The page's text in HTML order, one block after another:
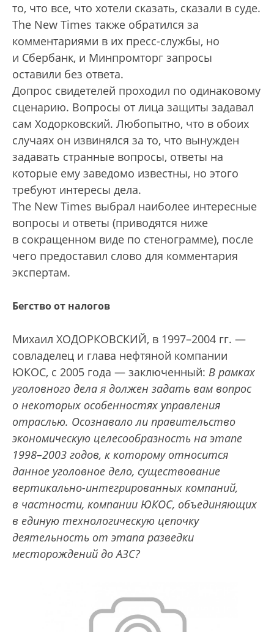
то, что все, что хотели сказать, сказали в суде.
The New Times также обратился за
комментариями в их пресс-службы, но
и Сбербанк, и Минпромторг запросы
оставили без ответа.
Допрос свидетелей проходил по одинаковому
сценарию. Вопросы от лица защиты задавал
сам Ходорковский. Любопытно, что в обоих
случаях он извинялся за то, что вынужден
задавать странные вопросы, ответы на
которые ему заведомо известны, но этого
требуют интересы дела.
The New Times выбрал наиболее интересные
вопросы и ответы (приводятся ниже
в сокращенном виде по стенограмме), после
чего предоставил слово для комментария
экспертам.
Бегство от налогов
Михаил ХОДОРКОВСКИЙ, в 1997–2004 гг. —
совладелец и глава нефтяной компании
ЮКОС, с 2005 года — заключенный: В рамках
уголовного дела я должен задать вам вопрос
о некоторых особенностях управления
отраслью. Осознавало ли правительство
экономическую целесообразность на этапе
1998–2003 годов, к которому относится
данное уголовное дело, существование
вертикально-интегрированных компаний,
в частности, компании ЮКОС, объединяющих
в единую технологическую цепочку
деятельность от этапа разведки
месторождений до АЗС?